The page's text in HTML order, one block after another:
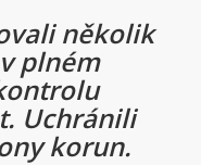
několik
plném
Uchránili
korun.